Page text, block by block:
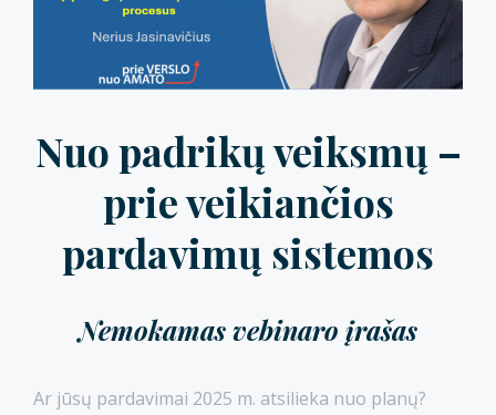
Nuo padrikų veiksmų –
prie veikiančios
pardavimų sistemos
Nemokamas vebinaro įrašas
Ar jūsų pardavimai 2025 m. atsilieka nuo planų?